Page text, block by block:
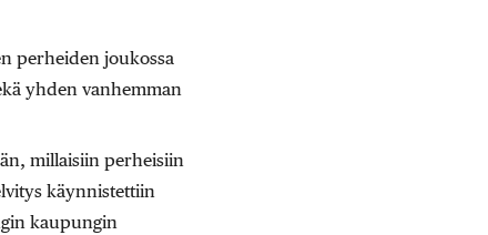
perheiden joukossa
yhden vanhemman
millaisiin perheisiin
käynnistettiin
kaupungin